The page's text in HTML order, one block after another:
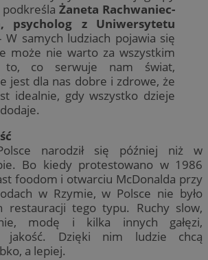
podkreśla Żaneta Rachwaniec-
psycholog z Uniwersytetu
W samych ludziach pojawia się
może nie warto za wszystkim
to, co serwuje nam świat,
jest dla nas dobre i zdrowe, że
idealnie, gdy wszystko dzieje
narodził się później niż w
Bo kiedy protestowano w 1986
foodom i otwarciu McDonalda przy
w Rzymie, w Polsce nie było
restauracji tego typu. Ruchy slow,
modę i kilka innych gałęzi,
jakość. Dzięki nim ludzie chcą
a lepiej.